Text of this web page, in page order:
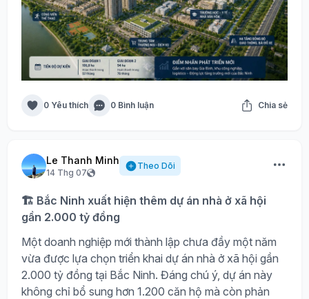
0 Yêu thích 0 Bình luận Chia sẻ
Le Thanh Minh
14 Thg 07
Theo Dõi
🏗️ Bắc Ninh xuất hiện thêm dự án nhà ở xã hội
gần 2.000 tỷ đồng
Một doanh nghiệp mới thành lập chưa đầy một năm
vừa được lựa chọn triển khai dự án nhà ở xã hội gần
2.000 tỷ đồng tại Bắc Ninh. Đáng chú ý, dự án này
không chỉ bổ sung hơn 1.200 căn hộ mà còn phản